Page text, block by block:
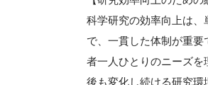
科学研究の効率向上は、
で、一貫した体制が重
者一人ひとりのニーズ
後も変化し続ける研究環